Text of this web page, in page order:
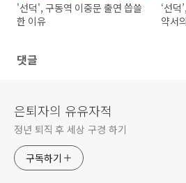
'선덕', 구동역 이중문 출연 씁쓸
한 이유
‘선
약서
댓글
은퇴자의 유유자적
정년 퇴직 후 세상 구경 하기
구독하기